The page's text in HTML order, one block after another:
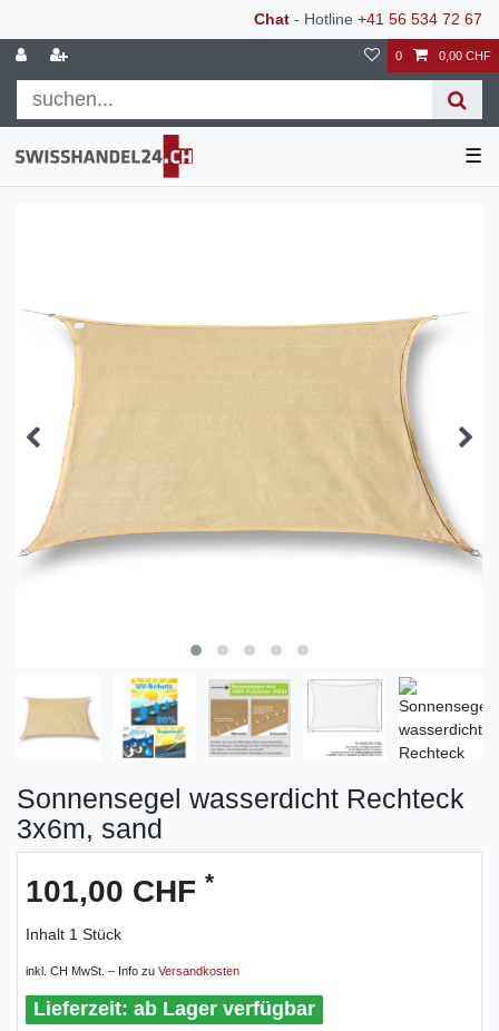
Chat - Hotline +41 56 534 72 67
0 0,00 CHF
☰
Sonnensegel wasserdicht Rechteck
3x6m, sand
101,00 CHF *
Inhalt 1 Stück
inkl. CH MwSt. – Info zu Versandkosten
ab Lager verfügbar